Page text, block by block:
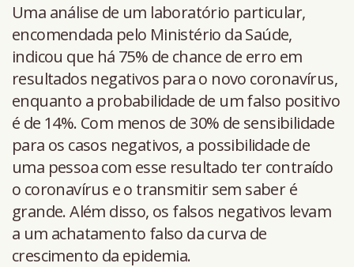
Uma análise de um laboratório particular,
encomendada pelo Ministério da Saúde,
indicou que há 75% de chance de erro em
resultados negativos para o novo coronavírus,
enquanto a probabilidade de um falso positivo
é de 14%. Com menos de 30% de sensibilidade
para os casos negativos, a possibilidade de
uma pessoa com esse resultado ter contraído
o coronavírus e o transmitir sem saber é
grande. Além disso, os falsos negativos levam
a um achatamento falso da curva de
crescimento da epidemia.